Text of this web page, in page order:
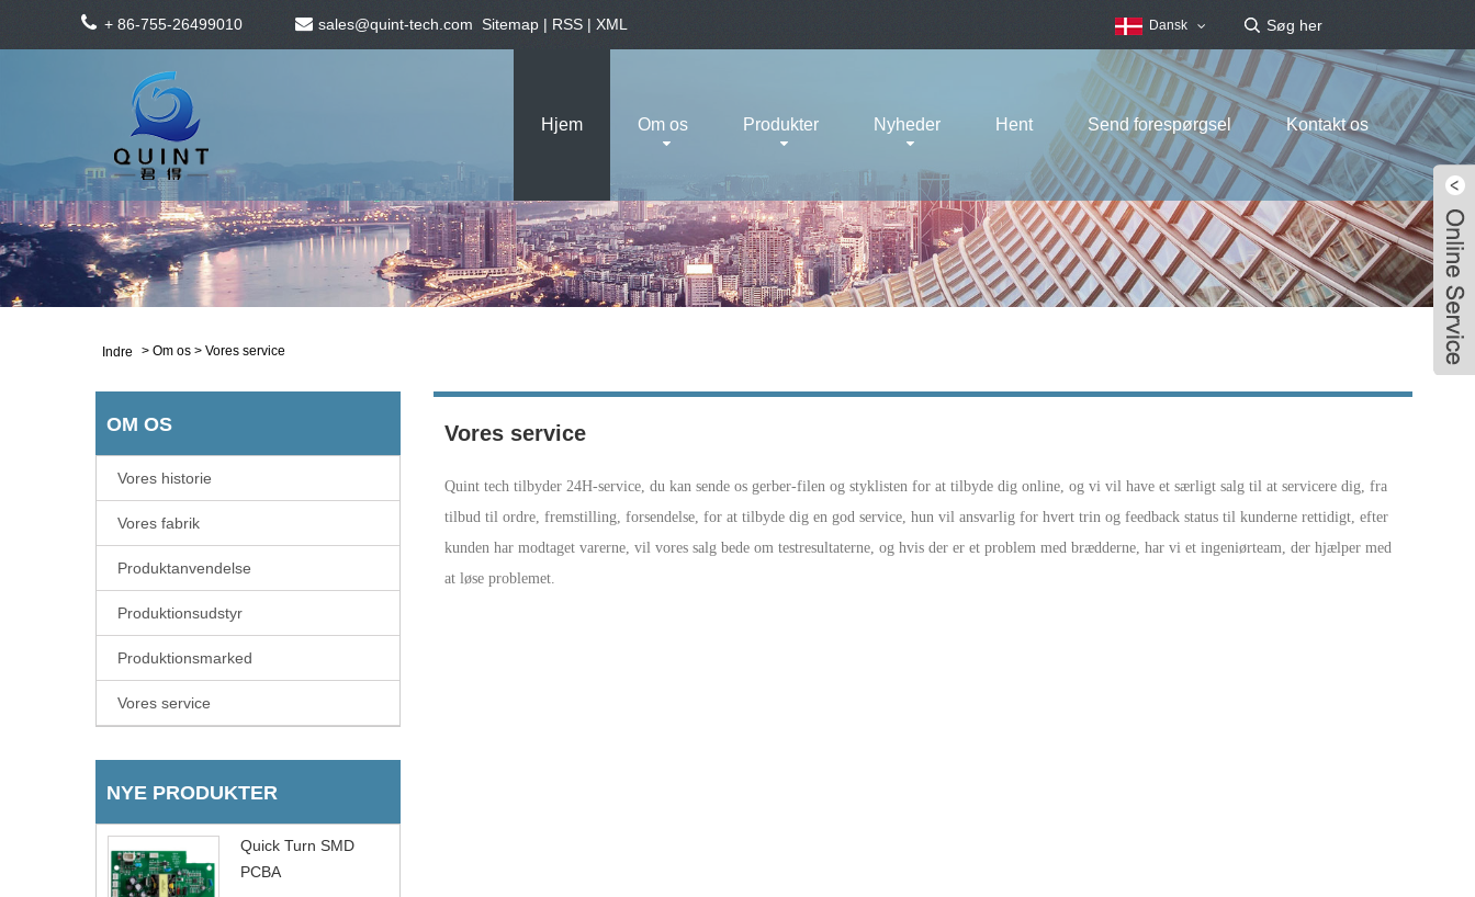
+ 86-755-26499010 sales@quint-tech.com Sitemap | RSS | XML Dansk
Hjem Om os Produkter Nyheder Hent Send forespørgsel Kontakt os
Indre > Om os > Vores service
OM OS
Vores historie
Vores fabrik
Produktanvendelse
Produktionsudstyr
Produktionsmarked
Vores service
NYE PRODUKTER
Quick Turn SMD
PCBA
Vores service
Quint tech tilbyder 24H-service, du kan sende os gerber-filen og styklisten for at tilbyde dig online, og vi vil have et særligt salg til at servicere dig, fra
tilbud til ordre, fremstilling, forsendelse, for at tilbyde dig en god service, hun vil ansvarlig for hvert trin og feedback status til kunderne rettidigt, efter
kunden har modtaget varerne, vil vores salg bede om testresultaterne, og hvis der er et problem med brædderne, har vi et ingeniørteam, der hjælper med
at løse problemet.